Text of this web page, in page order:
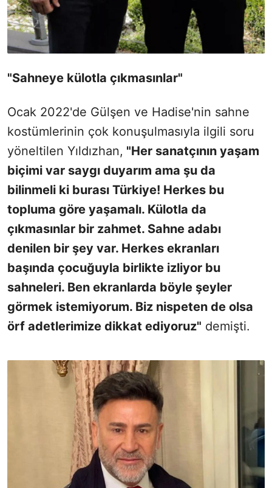
"Sahneye külotla çıkmasınlar"
Ocak 2022'de Gülşen ve Hadise'nin sahne
kostümlerinin çok konuşulmasıyla ilgili soru
yöneltilen Yıldızhan, "Her sanatçının yaşam
biçimi var saygı duyarım ama şu da
bilinmeli ki burası Türkiye! Herkes bu
topluma göre yaşamalı. Külotla da
çıkmasınlar bir zahmet. Sahne adabı
denilen bir şey var. Herkes ekranları
başında çocuğuyla birlikte izliyor bu
sahneleri. Ben ekranlarda böyle şeyler
görmek istemiyorum. Biz nispeten de olsa
örf adetlerimize dikkat ediyoruz" demişti.